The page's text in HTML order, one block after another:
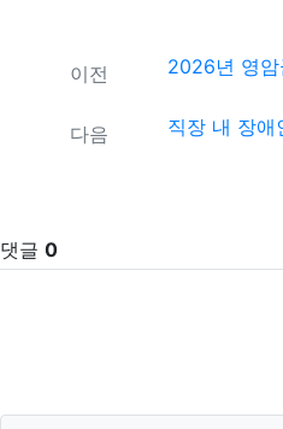
이전 2026년 영암
다음 직장 내 장애
댓글 0